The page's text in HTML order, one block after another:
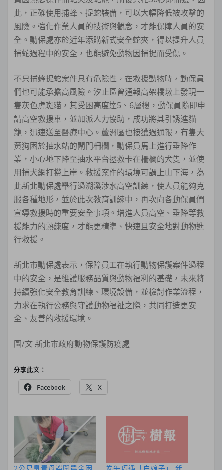
此，正確使用捕蜂、捉蛇裝備，可以大幅降低被攻擊的
風險。強化作業人員的技術與觀念，才能保障人員的安
全。動保處亦於近年添購新式安全蛇夾，得以提升人員
捕蛇過程中的安全，也能避免動物因捕捉而受傷。
不只捕蜂捉蛇案件具有危險性，在救援動物時，動保員
們也可能承擔高風險。汐止區曾通報高架橋墩上發現一
隻灰色虎斑貓，其受困高度達5、6層樓，動保員隨即申
請高空救援車，並加派人力協助，成功將其引誘進貓
籠，迅速送至醫療中心。蘆洲區也接獲過通報，有隻大
黃狗困於抽水站的閘門柵欄，動保員馬上進行垂降作
業，小心地下降至抽水平台拯救卡在柵欄的犬隻，並使
用捕犬網打撈上岸。救援案件的環境可謂上山下海，為
此新北動保處舉行過溯溪涉水高空訓練，使人員能夠克
服各種地形，並於此次教育訓練中，再次向各動保員們
宣導救援時的重要安全事項。增進人員高空、垂降等救
援能力的熟練度，才能更精準、快速且安全地對動物進
行救援。
新北市動保處表示，保障員工在執行動物保護案件過程
中的安全，是維護服務品質與動物福利的基礎，未來將
持續強化安全教育訓練、環境設備，並檢討作業流程，
力求在執行公務與守護動物福祉之際，共同打造更安
全、友善的救援環境。
圖/文 新北市政府動物保護防疫處
分享此文：
Facebook X
2公尺臭青母誤闖農舍困
端午巧遇「白娘子」 新